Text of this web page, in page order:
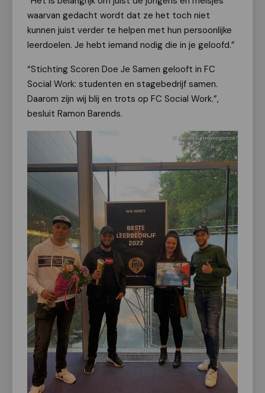
waarvan gedacht wordt dat ze het toch niet
kunnen juist verder te helpen met hun persoonlijke
leerdoelen. Je hebt iemand nodig die in je geloofd.”
“Stichting Scoren Doe Je Samen gelooft in FC
Social Work: studenten en stagebedrijf samen.
Daarom zijn wij blij en trots op FC Social Work.”,
besluit Ramon Barends.